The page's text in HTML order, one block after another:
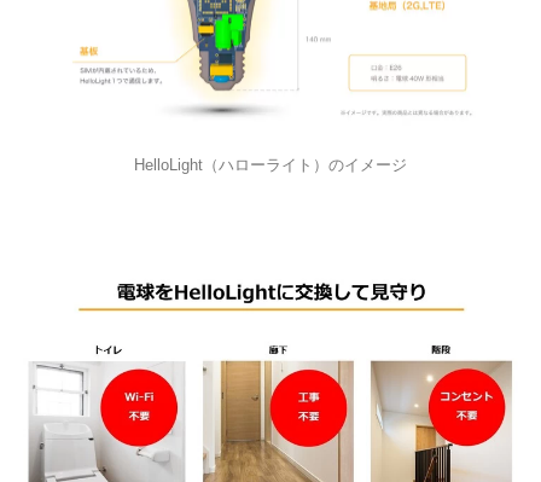
HelloLight（ハローライト）のイメージ